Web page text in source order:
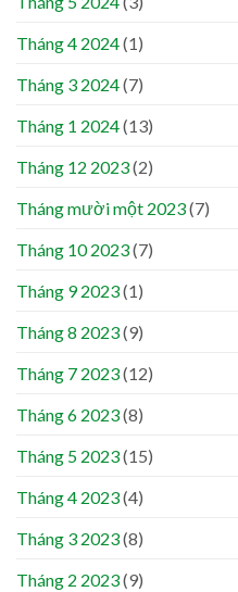
Tháng 4 2024(1)
Tháng 3 2024(7)
Tháng 1 2024(13)
Tháng 12 2023(2)
Tháng mười một 2023(7)
Tháng 10 2023(7)
Tháng 9 2023(1)
Tháng 8 2023(9)
Tháng 7 2023(12)
Tháng 6 2023(8)
Tháng 5 2023(15)
Tháng 4 2023(4)
Tháng 3 2023(8)
Tháng 2 2023(9)